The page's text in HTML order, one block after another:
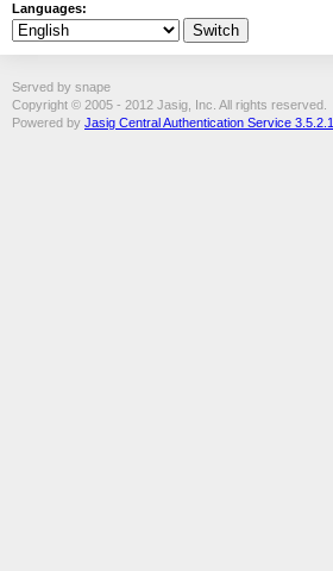
Languages:
Served by snape
Copyright © 2005 - 2012 Jasig, Inc. All rights reserved.
Powered by Jasig Central Authentication Service 3.5.2.1